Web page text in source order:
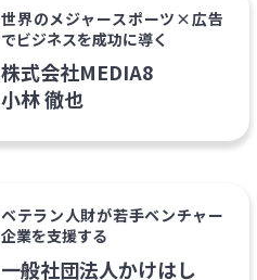
世界のメジャースポーツ×広告
でビジネスを成功に導く
株式会社MEDIA8
小林 徹也
ベテラン人財が若手ベンチャー
企業を支援する
一般社団法人かけはし